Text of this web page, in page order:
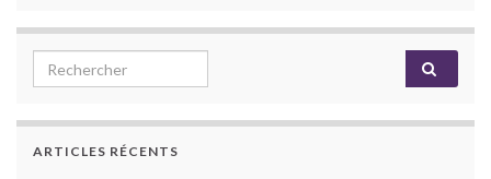
Search for:
ARTICLES RÉCENTS